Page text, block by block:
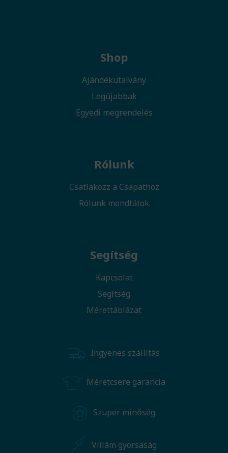
Shop
Ajándékutalvány
Legújabbak
Egyedi megrendelés
Rólunk
Csatlakozz a Csapathoz
Rólunk mondtátok
Segítség
Kapcsolat
Segítség
Mérettáblázat
Ingyenes szállítás
Méretcsere garancia
Szuper minőség
Villám gyorsaság